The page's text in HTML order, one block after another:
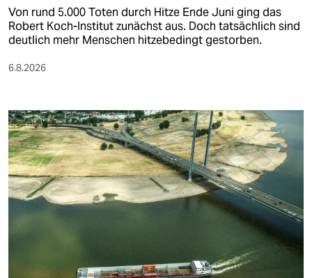
Von rund 5.000 Toten durch Hitze Ende Juni ging das
Robert Koch-Institut zunächst aus. Doch tatsächlich sind
deutlich mehr Menschen hitzebedingt gestorben.
6.8.2026